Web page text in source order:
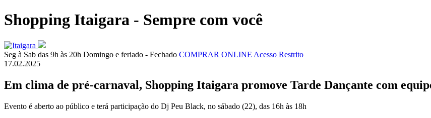
Shopping Itaigara - Sempre com você
Seg à Sab das 9h às 20h Domingo e feriado - Fechado COMPRAR ONLINE Acesso Restrito
17.02.2025
Em clima de pré-carnaval, Shopping Itaigara promove Tarde Dançante com
Evento é aberto ao público e terá participação do Dj Peu Black, no sábado (22), das 16h às 18h